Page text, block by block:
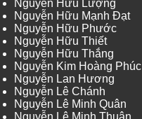
Nguyễn Hữu Lượng
Nguyễn Hữu Mạnh Đạt
Nguyễn Hữu Phước
Nguyễn Hữu Thiết
Nguyễn Hữu Thắng
Nguyễn Kim Hoàng Phúc
Nguyễn Lan Hương
Nguyễn Lê Chánh
Nguyễn Lê Minh Quân
Nguyễn Lê Minh Thuận